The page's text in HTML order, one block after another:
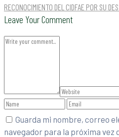
RECONOCIMIENTO DEL CIDFAE POR SU
Leave Your Comment
Guarda mi nombre, correo
navegador para la próxima vez